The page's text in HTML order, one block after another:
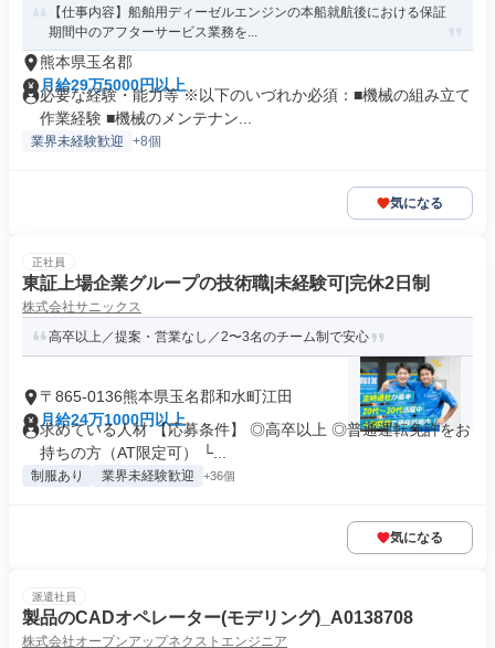
【仕事内容】船舶用ディーゼルエンジンの本船就航後における保証
期間中のアフターサービス業務を...
熊本県玉名郡
月給29万5000円以上
必要な経験・能力等 ※以下のいづれか必須：■機械の組み立て
作業経験 ■機械のメンテナン...
業界未経験歓迎 +8個
気になる
正社員
東証上場企業グループの技術職|未経験可|完休2日制
株式会社サニックス
高卒以上／提案・営業なし／2〜3名のチーム制で安心
〒865-0136熊本県玉名郡和水町江田
月給24万1000円以上
求めている人材 【応募条件】 ◎高卒以上 ◎普通運転免許をお
持ちの方（AT限定可） └...
制服あり 業界未経験歓迎 +36個
気になる
派遣社員
製品のCADオペレーター(モデリング)_A0138708
株式会社オープンアップネクストエンジニア